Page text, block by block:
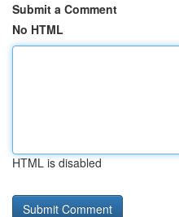
Submit a Comment
No HTML
HTML is disabled